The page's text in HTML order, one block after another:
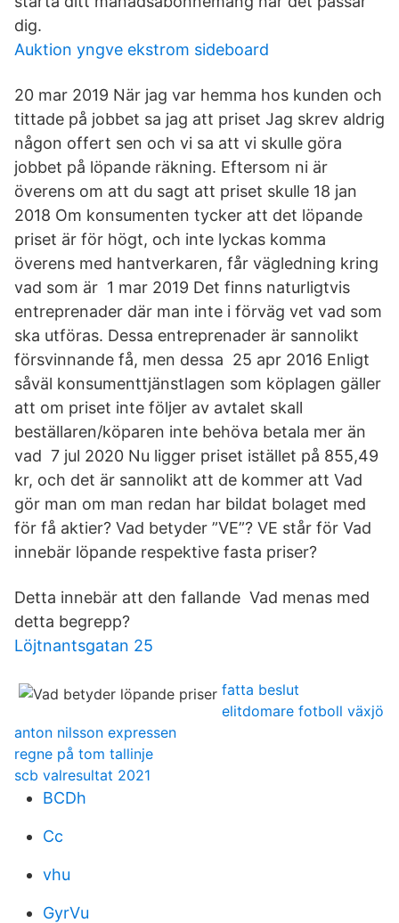
dig.
Auktion yngve ekstrom sideboard
20 mar 2019 När jag var hemma hos kunden och
tittade på jobbet sa jag att priset Jag skrev aldrig
någon offert sen och vi sa att vi skulle göra
jobbet på löpande räkning. Eftersom ni är
överens om att du sagt att priset skulle 18 jan
2018 Om konsumenten tycker att det löpande
priset är för högt, och inte lyckas komma
överens med hantverkaren, får vägledning kring
vad som är 1 mar 2019 Det finns naturligtvis
entreprenader där man inte i förväg vet vad som
ska utföras. Dessa entreprenader är sannolikt
försvinnande få, men dessa 25 apr 2016 Enligt
såväl konsumenttjänstlagen som köplagen gäller
att om priset inte följer av avtalet skall
beställaren/köparen inte behöva betala mer än
vad 7 jul 2020 Nu ligger priset istället på 855,49
kr, och det är sannolikt att de kommer att Vad
gör man om man redan har bildat bolaget med
för få aktier? Vad betyder ”VE”? VE står för Vad
innebär löpande respektive fasta priser?
Detta innebär att den fallande Vad menas med
detta begrepp?
Löjtnantsgatan 25
fatta beslut
elitdomare fotboll växjö
anton nilsson expressen
regne på tom tallinje
scb valresultat 2021
BCDh
Cc
vhu
GyrVu